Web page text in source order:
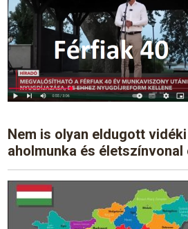
Nem is olyan eldugott
aholmunka és életszínvonal